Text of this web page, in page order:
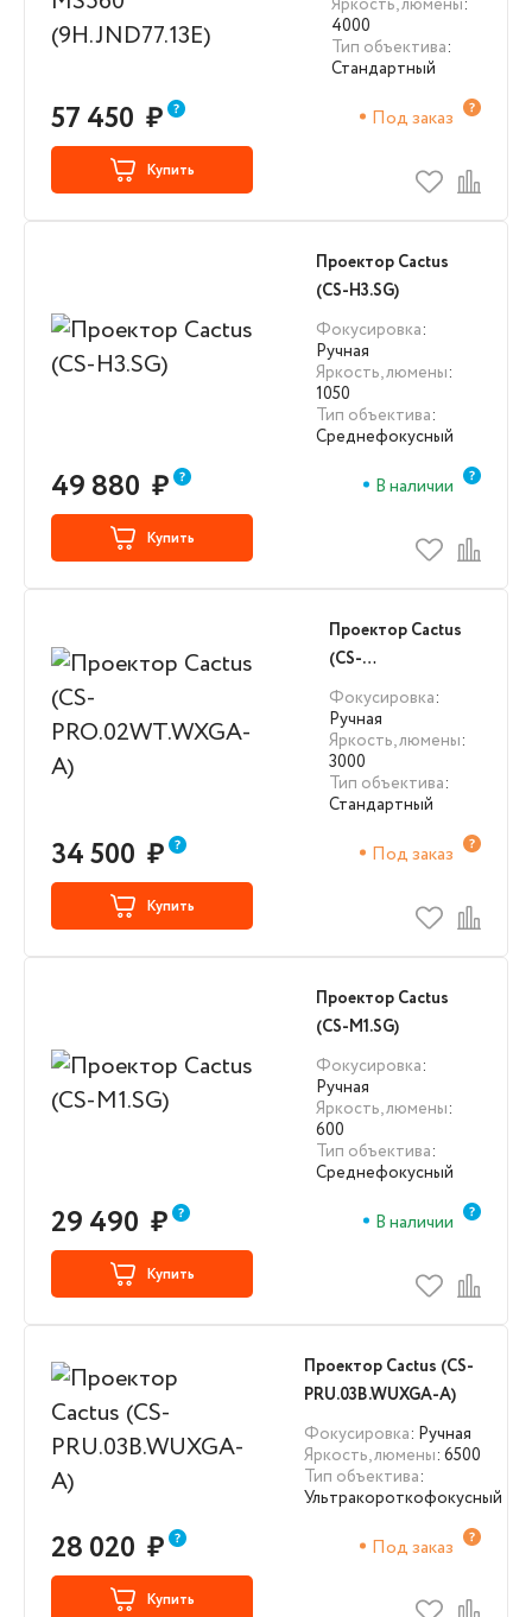
Яркость, люмены:
4000
Тип объектива:
Стандартный
57 450 ₽ Под заказ
Купить
Проектор Cactus
(CS-H3.SG)
Фокусировка:
Ручная
Яркость, люмены:
1050
Тип объектива:
Среднефокусный
49 880 ₽ В наличии
Купить
Проектор Cactus
(CS-
PRO.02WT.WXGA-
A)
Фокусировка:
Ручная
Яркость, люмены:
3000
Тип объектива:
Стандартный
34 500 ₽ Под заказ
Купить
Проектор Cactus
(CS-M1.SG)
Фокусировка:
Ручная
Яркость, люмены:
600
Тип объектива:
Среднефокусный
29 490 ₽ В наличии
Купить
Проектор Cactus (CS-
PRU.03B.WUXGA-A)
Фокусировка: Ручная
Яркость, люмены: 6500
Тип объектива:
Ультракороткофокусный
28 020 ₽ Под заказ
Купить